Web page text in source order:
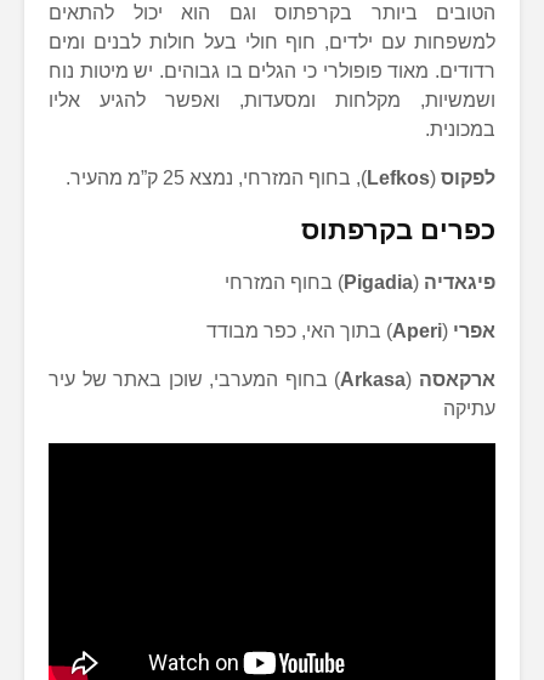
הטובים ביותר בקרפתוס וגם הוא יכול להתאים
למשפחות עם ילדים, חוף חולי בעל חולות לבנים ומים
רדודים. מאוד פופולרי כי הגלים בו גבוהים. יש מיטות נוח
ושמשיות, מקלחות ומסעדות, ואפשר להגיע אליו
במכונית.
לפקוס (
Lefkos), בחוף המזרחי, נמצא 25 ק”מ מהעיר.
כפרים בקרפתוס
פיגאדיה (
Pigadia) בחוף המזרחי
אפרי (
Aperi) בתוך האי, כפר מבודד
ארקאסה (
Arkasa) בחוף המערבי, שוכן באתר של עיר
עתיקה